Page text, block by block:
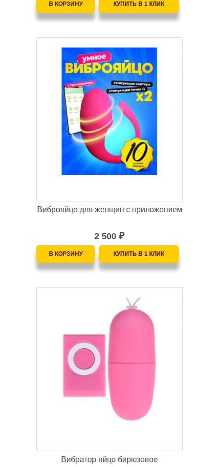
Виброяйцо для женщин с приложением
2 500 ₽
Вибратор яйцо бирюзовое